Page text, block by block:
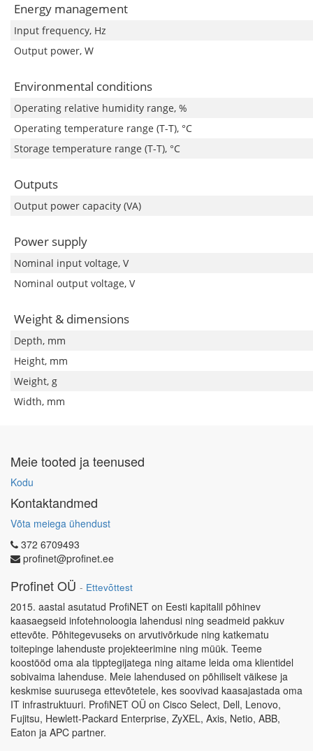
Energy management
Input frequency, Hz
Output power, W
Environmental conditions
Operating relative humidity range, %
Operating temperature range (T-T), °C
Storage temperature range (T-T), °C
Outputs
Output power capacity (VA)
Power supply
Nominal input voltage, V
Nominal output voltage, V
Weight & dimensions
Depth, mm
Height, mm
Weight, g
Width, mm
Meie tooted ja teenused
Kodu
Kontaktandmed
Võta meiega ühendust
372 6709493
profinet@profinet.ee
Profinet OÜ - Ettevõttest
2015. aastal asutatud ProfiNET on Eesti kapitalil põhinev
kaasaegseid infotehnoloogia lahendusi ning seadmeid pakkuv
ettevõte. Põhitegevuseks on arvutivõrkude ning katkematu
toitepinge lahenduste projekteerimine ning müük. Teeme
koostööd oma ala tipptegijatega ning aitame leida oma klientidel
sobivaima lahenduse. Meie lahendused on põhiliselt väikese ja
keskmise suurusega ettevõtetele, kes soovivad kaasajastada oma
IT infrastruktuuri. ProfiNET OÜ on Cisco Select, Dell, Lenovo,
Fujitsu, Hewlett-Packard Enterprise, ZyXEL, Axis, Netio, ABB,
Eaton ja APC partner.